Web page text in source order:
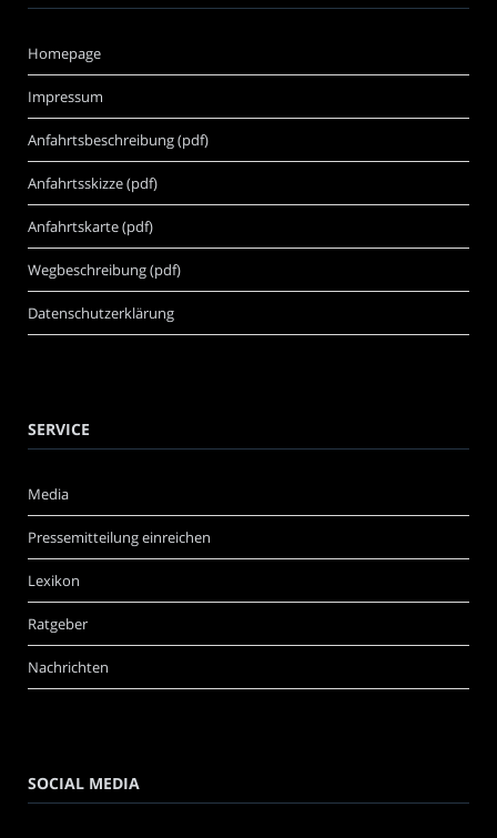
Homepage
Impressum
Anfahrtsbeschreibung (pdf)
Anfahrtsskizze (pdf)
Anfahrtskarte (pdf)
Wegbeschreibung (pdf)
Datenschutzerklärung
SERVICE
Media
Pressemitteilung einreichen
Lexikon
Ratgeber
Nachrichten
SOCIAL MEDIA